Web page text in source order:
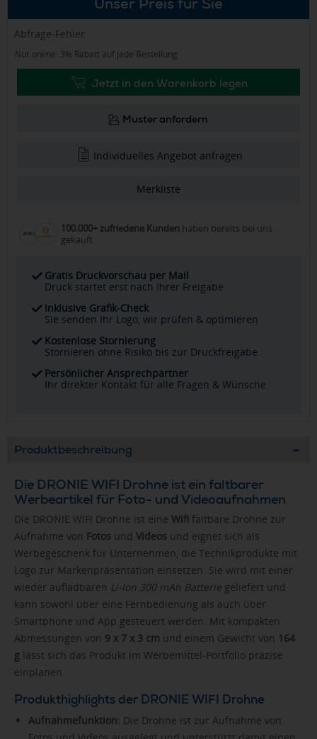
Unser Preis für Sie
Abfrage-Fehler
Nur online: 3% Rabatt auf jede Bestellung
Jetzt in den Warenkorb legen
Muster anfordern
Individuelles Angebot anfragen
Merkliste
100.000+ zufriedene Kunden haben bereits bei uns
gekauft
Gratis Druckvorschau per Mail
Druck startet erst nach Ihrer Freigabe
Inklusive Grafik-Check
Sie senden Ihr Logo, wir prüfen & optimieren
Kostenlose Stornierung
Stornieren ohne Risiko bis zur Druckfreigabe
Persönlicher Ansprechpartner
Ihr direkter Kontakt für alle Fragen & Wünsche
Produktbeschreibung
Die DRONIE WIFI Drohne ist ein faltbarer
Werbeartikel für Foto- und Videoaufnahmen
Die DRONIE WIFI Drohne ist eine Wifi faltbare Drohne zur
Aufnahme von Fotos und Videos und eignet sich als
Werbegeschenk für Unternehmen, die Technikprodukte mit
Logo zur Markenpräsentation einsetzen. Sie wird mit einer
wieder aufladbaren Li-Ion 300 mAh Batterie geliefert und
kann sowohl über eine Fernbedienung als auch über
Smartphone und App gesteuert werden. Mit kompakten
Abmessungen von 9 x 7 x 3 cm und einem Gewicht von 164
g lässt sich das Produkt im Werbemittel-Portfolio präzise
einplanen.
Produkthighlights der DRONIE WIFI Drohne
Aufnahmefunktion: Die Drohne ist zur Aufnahme von